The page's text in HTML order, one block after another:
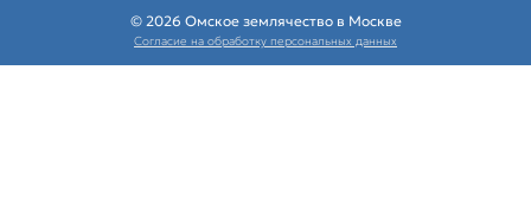
© 2026 Омское землячество в Москве
Согласие на обработку персональных данных